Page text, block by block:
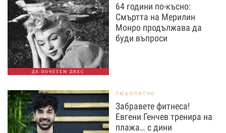
ДА ПОЧЕТЕМ ДНЕС
64 години по-късно:
Смъртта на Мерилин
Монро продължава да
буди въпроси
ЛЮБОПИТНО
Забравете фитнеса!
Евгени Генчев тренира на
плажа… с дини